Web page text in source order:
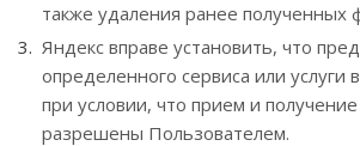
также удаления ранее полученных
Яндекс вправе установить, что
определенного сервиса или услуги
при условии, что прием и
разрешены Пользователем.